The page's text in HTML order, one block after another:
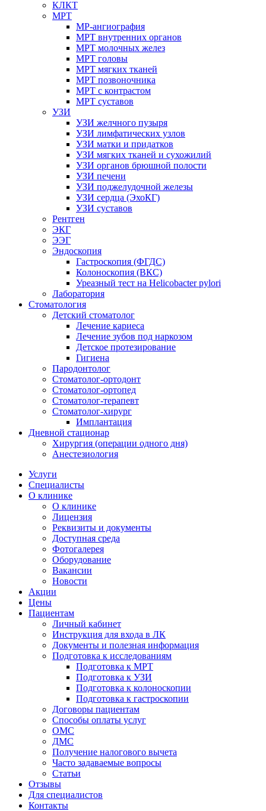
КЛКТ
МРТ
МР-ангиография
МРТ внутренних органов
МРТ молочных желез
МРТ головы
МРТ мягких тканей
МРТ позвоночника
МРТ с контрастом
МРТ суставов
УЗИ
УЗИ желчного пузыря
УЗИ лимфатических узлов
УЗИ матки и придатков
УЗИ мягких тканей и сухожилий
УЗИ органов брюшной полости
УЗИ печени
УЗИ поджелудочной железы
УЗИ сердца (ЭхоКГ)
УЗИ суставов
Рентген
ЭКГ
ЭЭГ
Эндоскопия
Гастроскопия (ФГДС)
Колоноскопия (ВКС)
Уреазный тест на Helicobacter pylori
Лаборатория
Стоматология
Детский стоматолог
Лечение кариеса
Лечение зубов под наркозом
Детское протезирование
Гигиена
Пародонтолог
Стоматолог-ортодонт
Стоматолог-ортопед
Стоматолог-терапевт
Стоматолог-хирург
Имплантация
Дневной стационар
Хирургия (операции одного дня)
Анестезиология
Услуги
Специалисты
О клинике
О клинике
Лицензия
Реквизиты и документы
Доступная среда
Фотогалерея
Оборудование
Вакансии
Новости
Акции
Цены
Пациентам
Личный кабинет
Инструкция для входа в ЛК
Документы и полезная информация
Подготовка к исследованиям
Подготовка к МРТ
Подготовка к УЗИ
Подготовка к колоноскопии
Подготовка к гастроскопии
Договоры пациентам
Способы оплаты услуг
ОМС
ДМС
Получение налогового вычета
Часто задаваемые вопросы
Статьи
Отзывы
Для специалистов
Контакты